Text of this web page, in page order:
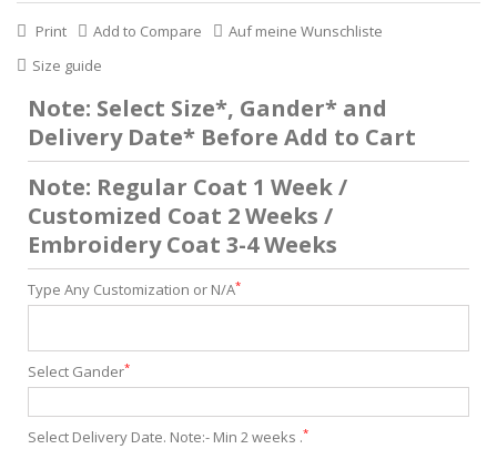
Print Add to Compare
Auf meine Wunschliste
Size guide
Note: Select Size*, Gander* and
Delivery Date* Before Add to Cart
Note: Regular Coat 1 Week /
Customized Coat 2 Weeks /
Embroidery Coat 3-4 Weeks
Type Any Customization or N/A*
Select Gander*
Select Delivery Date. Note:- Min 2 weeks .*